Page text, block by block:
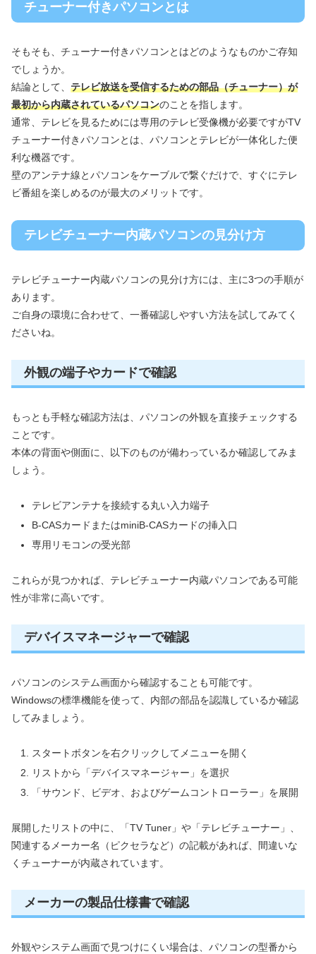
チューナー付きパソコンとは
そもそも、チューナー付きパソコンとはどのようなものかご存知
でしょうか。
結論として、 テレビ放送を受信するための部品（チューナー）が
最初から内蔵されているパソコンのことを指します。
通常、テレビを見るためには専用のテレビ受像機が必要ですがTV
チューナー付きパソコンとは、パソコンとテレビが一体化した便
利な機器です。
壁のアンテナ線とパソコンをケーブルで繋ぐだけで、すぐにテレ
ビ番組を楽しめるのが最大のメリットです。
テレビチューナー内蔵パソコンの見分け方
テレビチューナー内蔵パソコンの見分け方には、主に3つの手順が
あります。
ご自身の環境に合わせて、一番確認しやすい方法を試してみてく
ださいね。
外観の端子やカードで確認
もっとも手軽な確認方法は、パソコンの外観を直接チェックする
ことです。
本体の背面や側面に、以下のものが備わっているか確認してみま
しょう。
テレビアンテナを接続する丸い入力端子
B-CASカードまたはminiB-CASカードの挿入口
専用リモコンの受光部
これらが見つかれば、テレビチューナー内蔵パソコンである可能
性が非常に高いです。
デバイスマネージャーで確認
パソコンのシステム画面から確認することも可能です。
Windowsの標準機能を使って、内部の部品を認識しているか確認
してみましょう。
スタートボタンを右クリックしてメニューを開く
リストから「デバイスマネージャー」を選択
「サウンド、ビデオ、およびゲームコントローラー」を展開
展開したリストの中に、「TV Tuner」や「テレビチューナー」、
関連するメーカー名（ピクセラなど）の記載があれば、間違いな
くチューナーが内蔵されています。
メーカーの製品仕様書で確認
外観やシステム画面で見つけにくい場合は、パソコンの型番から